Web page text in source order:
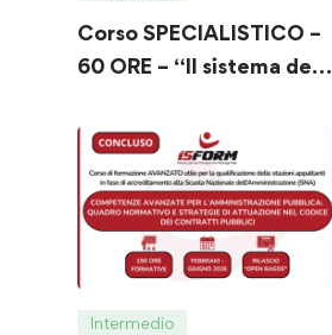
Corso SPECIALISTICO –
60 ORE – “Il sistema degli
programmazione
all’esecuzione del
contratto”
Intermedio